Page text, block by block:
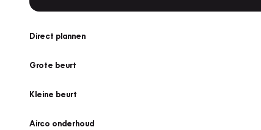
Direct plannen
Grote beurt
Kleine beurt
Airco onderhoud